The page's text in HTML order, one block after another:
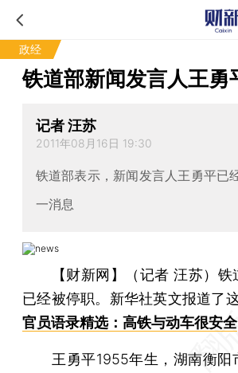
政经
铁道部新闻发言人王勇
记者 汪苏
2011年08月16日 19:30
铁道部表示，新闻发言人王勇平已
一消息
【财新网】（记者 汪苏） 铁
已经被停职。新华社英文报道了
官员语录精选：高铁与动车很安全
王勇平1955年生，湖南衡阳